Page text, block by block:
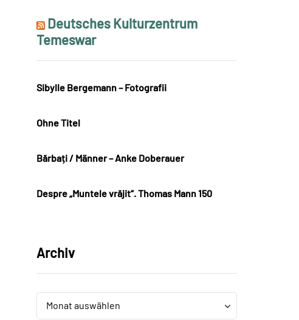
Deutsches Kulturzentrum
Temeswar
Sibylle Bergemann – Fotografii
Ohne Titel
Bărbați / Männer – Anke Doberauer
Despre „Muntele vrăjit“. Thomas Mann 150
Archiv
Archiv
Monat auswählen
Archiv